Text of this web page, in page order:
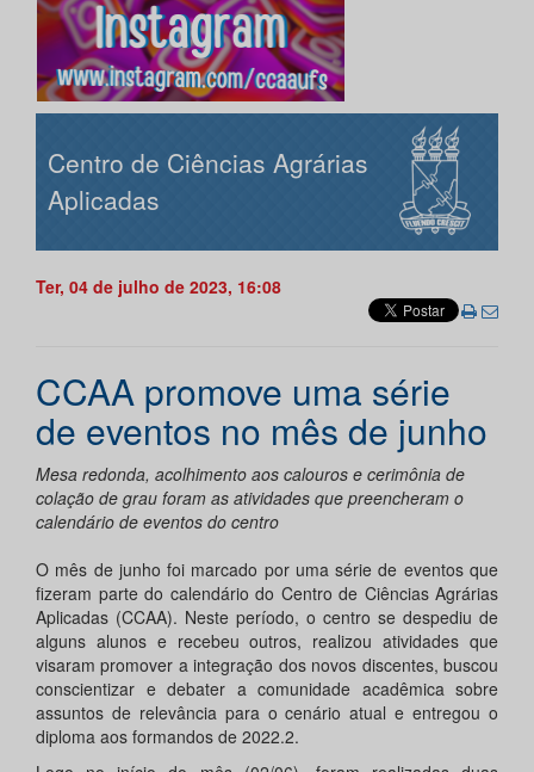
Centro de Ciências Agrárias
Aplicadas
Ter, 04 de julho de 2023, 16:08
CCAA promove uma série
de eventos no mês de junho
Mesa redonda, acolhimento aos calouros e cerimônia de
colação de grau foram as atividades que preencheram o
calendário de eventos do centro
O mês de junho foi marcado por uma série de eventos que
fizeram parte do calendário do Centro de Ciências Agrárias
Aplicadas (CCAA). Neste período, o centro se despediu de
alguns alunos e recebeu outros, realizou atividades que
visaram promover a integração dos novos discentes, buscou
conscientizar e debater a comunidade acadêmica sobre
assuntos de relevância para o cenário atual e entregou o
diploma aos formandos de 2022.2.